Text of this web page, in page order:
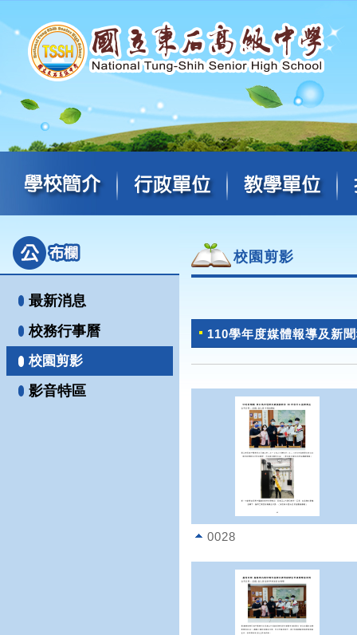
最新消息
校務行事曆
校園剪影
影音特區
校園剪影
110學年度媒體報導及新
0028